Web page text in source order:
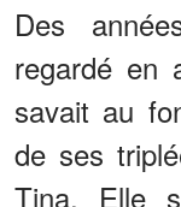
Des
regardé en
savait au
de ses
Tina. Elle